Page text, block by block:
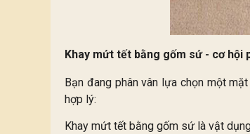
Khay mứt tết bằng gốm sứ - cơ hội
Bạn đang phân vân lựa chọn một
hợp lý:
Khay mứt tết bằng gốm sứ là vật